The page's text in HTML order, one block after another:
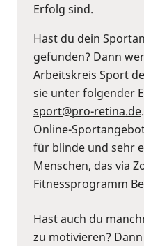
Erfolg sind.
Hast du dein
gefunden? Dann
Arbeitskreis Sport
sie unter folgender
sport@pro-retina.de
Online-
für blinde und sehr
Menschen, das via
Fitnessprogramm
Hast auch du
zu motivieren?